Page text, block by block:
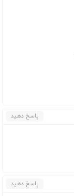
پاسخ دهید
پاسخ دهید